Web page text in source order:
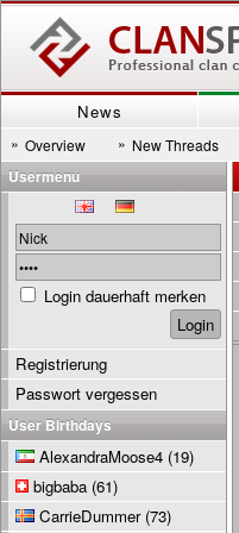
News
» Overview » New Threads
Usermenu
Login dauerhaft merken
Registrierung
Passwort vergessen
User Birthdays
AlexandraMoose4 (19)
bigbaba (61)
CarrieDummer(73)